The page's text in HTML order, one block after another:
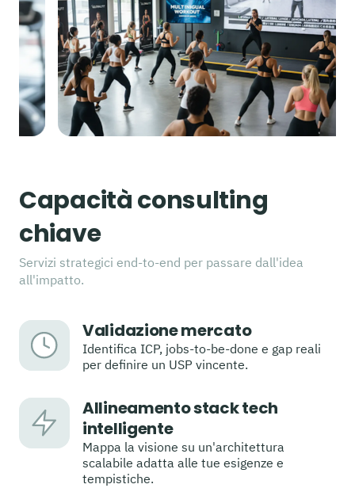
Capacità consulting
chiave
Servizi strategici end-to-end per passare dall'idea
all'impatto.
Validazione mercato
Identifica ICP, jobs-to-be-done e gap reali
per definire un USP vincente.
Allineamento stack tech
intelligente
Mappa la visione su un'architettura
scalabile adatta alle tue esigenze e
tempistiche.